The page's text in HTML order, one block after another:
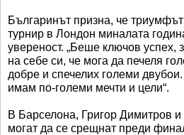
Българинът призна, че
турнир в Лондон миналата
увереност. „Беше ключов успех,
на себе си, че мога да печеля
добре и спечелих големи
имам по-големи мечти и цели“.
В Барселона, Григор Димитров
могат да се срещнат преди